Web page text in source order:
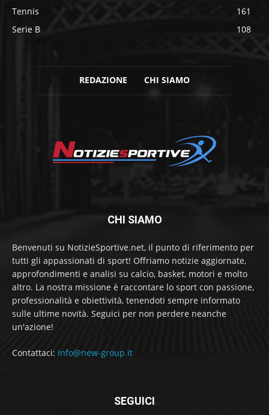
Tennis
161
Serie B
108
REDAZIONE CHI SIAMO
CHI SIAMO
Benvenuti su NotizieSportive.net, il punto di riferimento per
tutti gli appassionati di sport! Offriamo notizie aggiornate,
approfondimenti e analisi su calcio, basket, motori e molto
altro. La nostra missione è raccontare lo sport con passione,
professionalità e obiettività, tenendoti sempre informato
sulle ultime novità. Seguici per non perdere neanche
un'azione!
Contattaci: info@new-group.it
SEGUICI